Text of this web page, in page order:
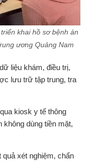
khai hồ sơ bệnh án
ương Quảng Nam
liệu khám, điều trị,
lưu trữ tập trung, tra
kiosk y tế thông
không dùng tiền mặt,
quả xét nghiệm, chẩn